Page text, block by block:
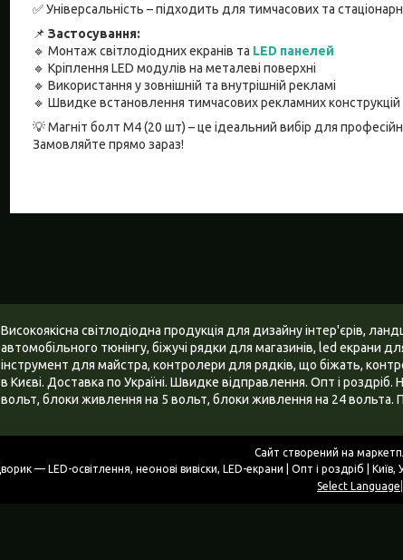
✅ Універсальність – підходить для тимчасових та
📌 Застосування:
🔹 Монтаж світлодіодних екранів та LED панелей
🔹 Кріплення LED модулів на металеві поверхні
🔹 Використання у зовнішній та внутрішній рекламі
🔹 Швидке встановлення тимчасових рекламних конструкцій
💡 Магніт болт М4 (20 шт) – це ідеальний вибір для
Замовляйте прямо зараз!
Високоякісна світлодіодна продукція для дизайну інтер'єрів,
автомобільного тюнінгу, біжучі рядки для магазинів, led екрани
інструмент для майстра, контролери для рядків, що біжать,
в Києві. Доставка по Україні. Швидке відправлення. Опт і
вольт, блоки живлення на 5 вольт, блоки живлення на 24 вольта.
Сайт створений на
Select Language